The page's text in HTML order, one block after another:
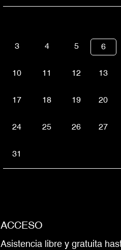
3 4 5 6
10 11 12 13
17 18 19 20
24 25 26 27
31
ACCESO
Asistencia libre y gratuita